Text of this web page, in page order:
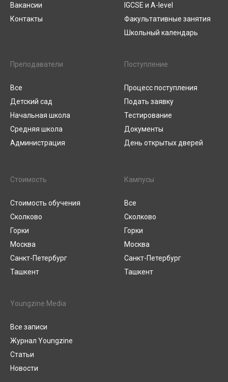
Вакансии
Контакты
IGCSE и A-level
Факультативные занятия
Школьный календарь
Преподаватели
Все
Детский сад
Начальная школа
Средняя школа
Администрация
Поступление
Процесс поступления
Подать заявку
Тестирование
Документы
День открытых дверей
Стоимость
Стоимость обучения
Сколково
Горки
Москва
Санкт-Петербург
Ташкент
Кампусы
Все
Сколково
Горки
Москва
Санкт-Петербург
Ташкент
Youngzine Media
Все записи
Журнал Youngzine
Статьи
Новости